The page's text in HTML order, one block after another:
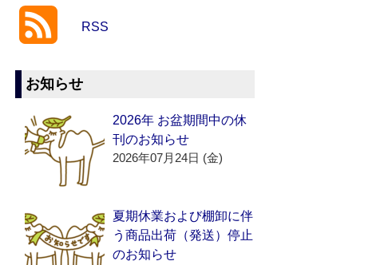
RSS
お知らせ
2026年 お盆期間中の休
刊のお知らせ
2026年07月24日 (金)
夏期休業および棚卸に伴
う商品出荷（発送）停止
のお知らせ